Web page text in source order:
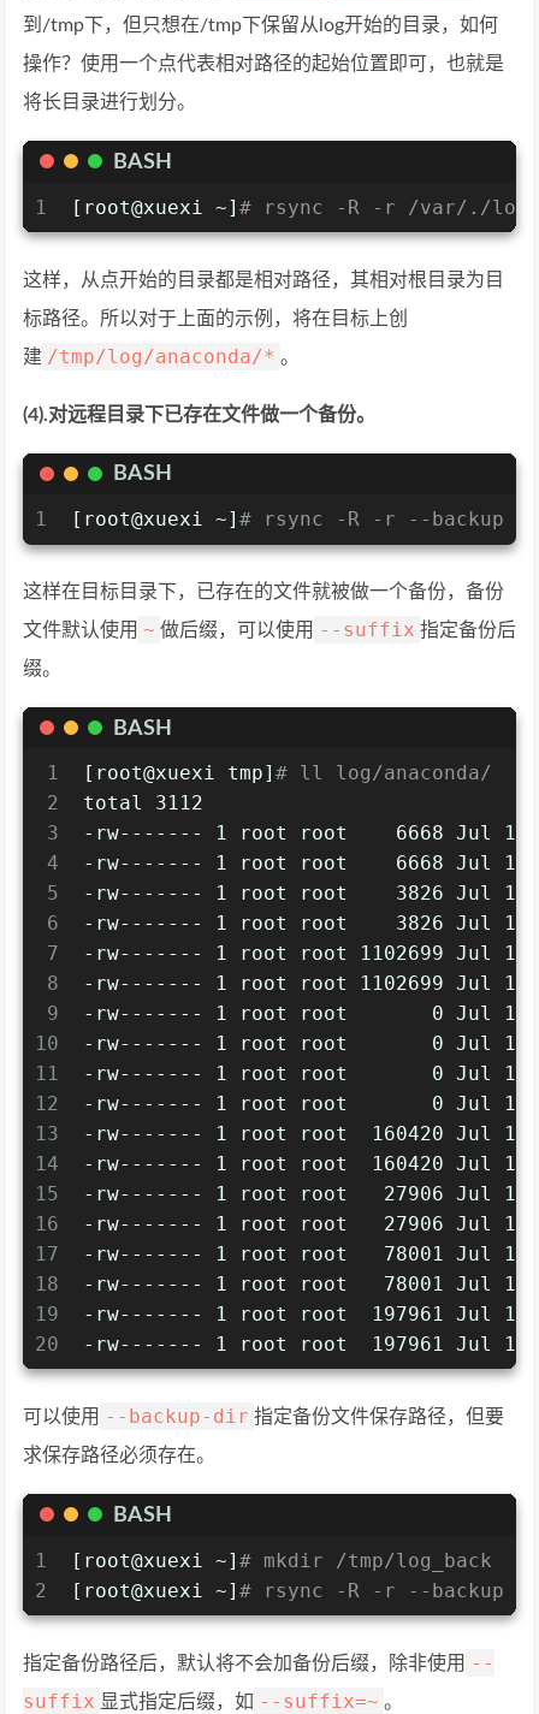
到/tmp下，但只想在/tmp下保留从log开始的目录，如何
操作？使用一个点代表相对路径的起始位置即可，也就是
将长目录进行划分。
BASH
1
[root@xuexi ~] # rsync -R -r /var/./log/
这样，从点开始的目录都是相对路径，其相对根目录为目
标路径。所以对于上面的示例，将在目标上创
建 /tmp/log/anaconda/* 。
(4).对远程目录下已存在文件做一个备份。
BASH
1
[root@xuexi ~] # rsync -R -r --backup /
这样在目标目录下，已存在的文件就被做一个备份，备份
文件默认使用 ~ 做后缀，可以使用 --suffix 指定备份后
缀。
BASH
1
2
3
4
5
6
7
8
9
10
11
12
13
14
15
16
17
18
19
20
[root@xuexi tmp] # ll log/anaconda/
total 3112
-rw------- 1 root root    6668 Jul 14
-rw------- 1 root root    6668 Jul 14
-rw------- 1 root root    3826 Jul 14
-rw------- 1 root root    3826 Jul 14
-rw------- 1 root root 1102699 Jul 14
-rw------- 1 root root 1102699 Jul 14
-rw------- 1 root root       0 Jul 14
-rw------- 1 root root       0 Jul 14
-rw------- 1 root root       0 Jul 14
-rw------- 1 root root       0 Jul 14
-rw------- 1 root root  160420 Jul 14
-rw------- 1 root root  160420 Jul 14
-rw------- 1 root root   27906 Jul 14
-rw------- 1 root root   27906 Jul 14
-rw------- 1 root root   78001 Jul 14
-rw------- 1 root root   78001 Jul 14
-rw------- 1 root root  197961 Jul 14
-rw------- 1 root root  197961 Jul 14
可以使用 --backup-dir 指定备份文件保存路径，但要
求保存路径必须存在。
BASH
1
2
[root@xuexi ~] # mkdir /tmp/log_back
[root@xuexi ~] # rsync -R -r --backup --
指定备份路径后，默认将不会加备份后缀，除非使用 --
suffix 显式指定后缀，如 --suffix=~ 。